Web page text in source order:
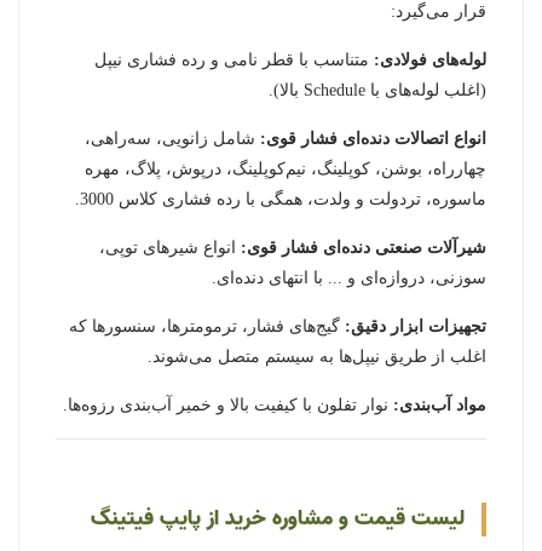
قرار می‌گیرد:
لوله‌های فولادی: متناسب با قطر نامی و رده فشاری نیپل
(اغلب لوله‌های با Schedule بالا).
انواع اتصالات دنده‌ای فشار قوی: شامل زانویی، سه‌راهی،
چهارراه، بوشن، کوپلینگ، نیم‌کوپلینگ، درپوش، پلاگ، مهره
ماسوره، تردولت و ولدت، همگی با رده فشاری کلاس 3000.
شیرآلات صنعتی دنده‌ای فشار قوی: انواع شیرهای توپی،
سوزنی، دروازه‌ای و ... با انتهای دنده‌ای.
تجهیزات ابزار دقیق: گیج‌های فشار، ترمومترها، سنسورها که
اغلب از طریق نیپل‌ها به سیستم متصل می‌شوند.
مواد آب‌بندی: نوار تفلون با کیفیت بالا و خمیر آب‌بندی رزوه‌ها.
لیست قیمت و مشاوره خرید از پایپ فیتینگ